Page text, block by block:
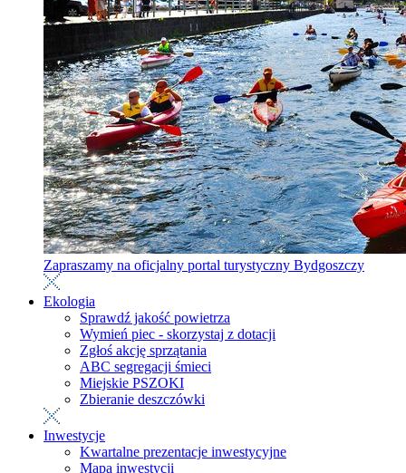
Zapraszamy na oficjalny portal turystyczny Bydgoszczy
Ekologia
Sprawdź jakość powietrza
Wymień piec - skorzystaj z dotacji
Zgłoś akcję sprzątania
ABC segregacji śmieci
Miejskie PSZOKI
Zbieranie deszczówki
Inwestycje
Kwartalne prezentacje inwestycyjne
Mapa inwestycji